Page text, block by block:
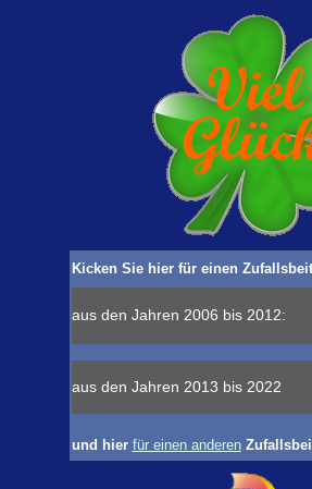
Kicken Sie hier für einen
aus den Jahren 2006 bis 2012:
aus den Jahren 2013 bis 2022
und hier für einen anderen